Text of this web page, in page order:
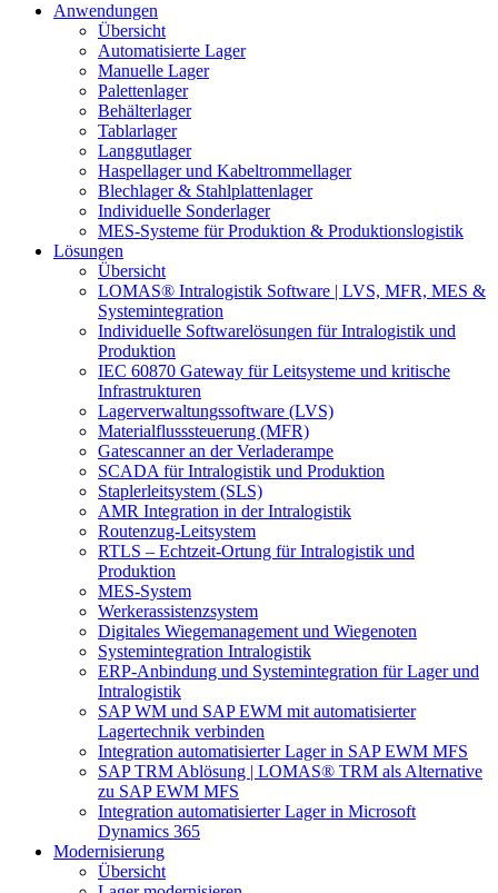
Anwendungen
Übersicht
Automatisierte Lager
Manuelle Lager
Palettenlager
Behälterlager
Tablarlager
Langgutlager
Haspellager und Kabeltrommellager
Blechlager & Stahlplattenlager
Individuelle Sonderlager
MES-Systeme für Produktion & Produktionslogistik
Lösungen
Übersicht
LOMAS® Intralogistik Software | LVS, MFR, MES &
Systemintegration
Individuelle Softwarelösungen für Intralogistik und
Produktion
IEC 60870 Gateway für Leitsysteme und kritische
Infrastrukturen
Lagerverwaltungssoftware (LVS)
Materialflusssteuerung (MFR)
Gatescanner an der Verladerampe
SCADA für Intralogistik und Produktion
Staplerleitsystem (SLS)
AMR Integration in der Intralogistik
Routenzug-Leitsystem
RTLS – Echtzeit-Ortung für Intralogistik und
Produktion
MES-System
Werkerassistenzsystem
Digitales Wiegemanagement und Wiegenoten
Systemintegration Intralogistik
ERP-Anbindung und Systemintegration für Lager und
Intralogistik
SAP WM und SAP EWM mit automatisierter
Lagertechnik verbinden
Integration automatisierter Lager in SAP EWM MFS
SAP TRM Ablösung | LOMAS® TRM als Alternative
zu SAP EWM MFS
Integration automatisierter Lager in Microsoft
Dynamics 365
Modernisierung
Übersicht